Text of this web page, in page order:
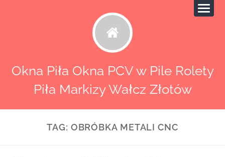
Okna Piła Okna PCV w Pile Rolety
Piła Markizy Wałcz Złotów
TAG: OBRÓBKA METALI CNC